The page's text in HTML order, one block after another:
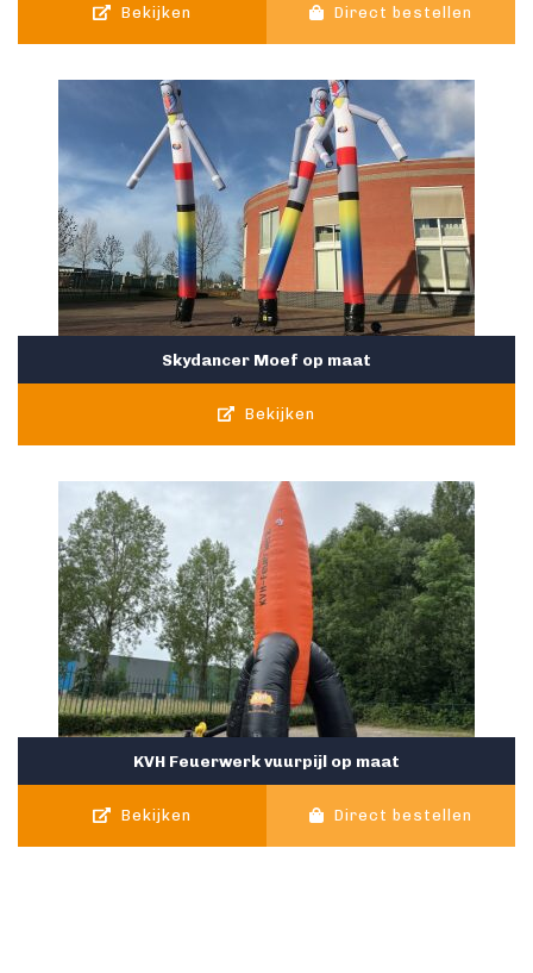
Bekijken Direct bestellen
Skydancer Moef op maat
Bekijken
KVH Feuerwerk vuurpijl op maat
Bekijken Direct bestellen